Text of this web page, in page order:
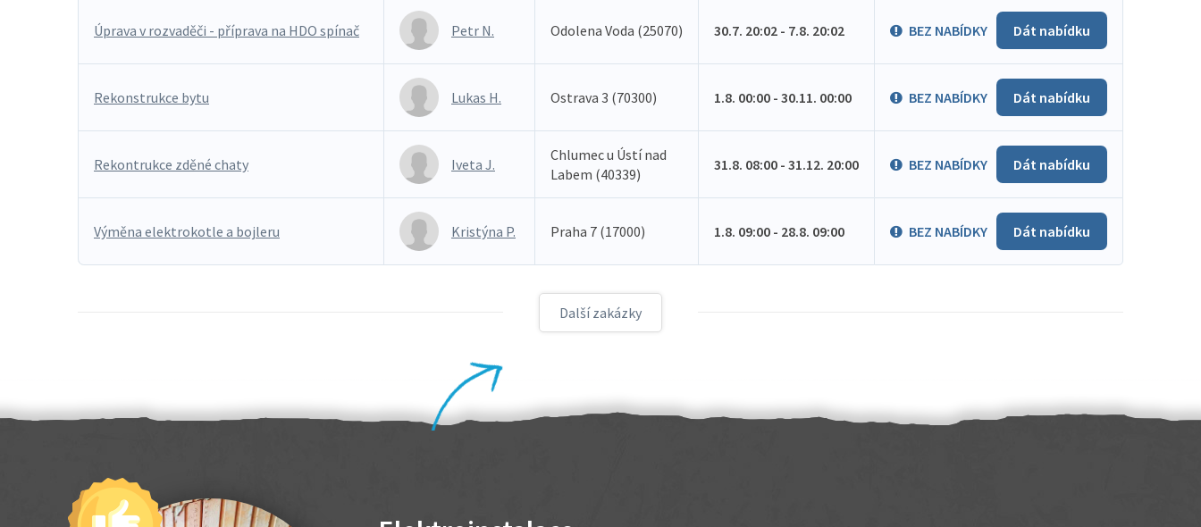
Úprava v rozvaděči - příprava na HDO spínač Petr N. Odolena Voda (25070) 30.7. 20:02 - 7.8. 20:02 BEZ NABÍDKY Dát nabídku
Rekonstrukce bytu Lukas H. Ostrava 3 (70300) 1.8. 00:00 - 30.11. 00:00 BEZ NABÍDKY Dát nabídku
Rekontrukce zděné chaty Iveta J.
Chlumec u Ústí nad
Labem (40339)
31.8. 08:00 - 31.12. 20:00 BEZ NABÍDKY Dát nabídku
Výměna elektrokotle a bojleru Kristýna P. Praha 7 (17000) 1.8. 09:00 - 28.8. 09:00 BEZ NABÍDKY Dát nabídku
Další zakázky